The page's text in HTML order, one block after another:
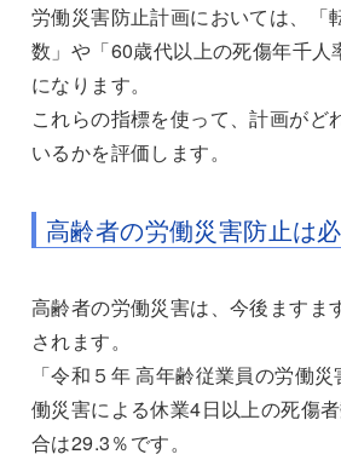
労働災害防止計画においては、「
数」や「60歳代以上の死傷年千
になります。
これらの指標を使って、計画がど
いるかを評価します。
高齢者の労働災害防止は
高齢者の労働災害は、今後ますま
されます。
「令和５年 高年齢従業員の労働
働災害による休業4日以上の死傷
合は29.3％です。